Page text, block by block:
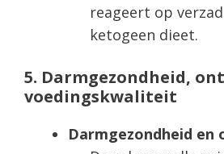
reageert op
ketogeen dieet.
5. Darmgezondheid,
voedingskwaliteit
Darmgezondheid en